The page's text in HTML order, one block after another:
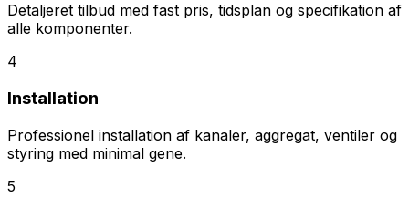
Detaljeret tilbud med fast pris, tidsplan og specifikation af
alle komponenter.
4
Installation
Professionel installation af kanaler, aggregat, ventiler og
styring med minimal gene.
5